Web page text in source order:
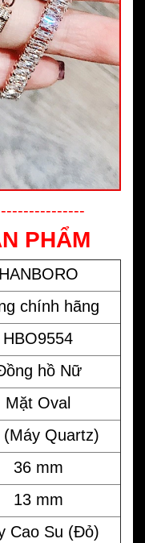
PHẨM
HANBORO
chính hãng
HBO9554
hồ Nữ
Mặt Oval
(Máy Quartz)
36 mm
13 mm
Cao Su (Đỏ)